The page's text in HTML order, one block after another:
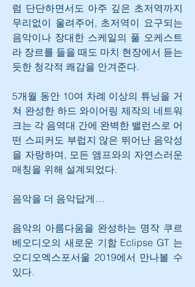
럼 단단하면서도 아주 깊은 초저역까지
무리없이 울려주어, 초저역이 요구되는
음악이나 장대한 스케일의 풀 오케스트
라 장르를 들을 때도 마치 현장에서 듣는
듯한 청각적 쾌감을 안겨준다.
5개월 동안 10여 차례 이상의 튜닝을 거
쳐 완성한 하드 와이어링 제작의 네트워
크는 각 음역대 간에 완벽한 밸런스로 어
떤 스피커도 부럽지 않은 뛰어난 음악성
을 자랑하며, 모든 앰프와의 자연스러운
매칭을 위해 설계되었다.
음악을 더 음악답게…
음악의 아름다움을 완성하는 명작 쿠르
베오디오의 새로운 기함 Eclipse GT 는
오디오엑스포서울 2019에서 만나볼 수
있다.